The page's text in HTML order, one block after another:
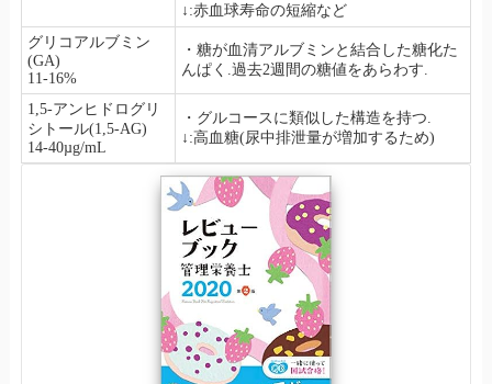
↓:赤血球寿命の短縮など
グリコアルブミン
(GA)
11-16%
・糖が血清アルブミンと結合した糖化た
んぱく.過去2週間の糖値をあらわす.
1,5-アンヒドログリ
シトール(1,5-AG)
14-40µg/mL
・グルコースに類似した構造を持つ.
↓:高血糖(尿中排泄量が増加するため)